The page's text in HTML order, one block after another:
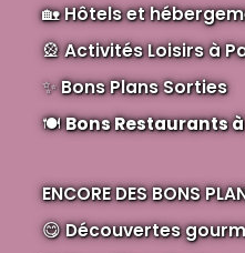
🏡Hôtels et
🎡Activités Loisirs à
✨Bons Plans Sorties
🍽️Bons Restaurants
ENCORE DES BONS
😋Découvertes